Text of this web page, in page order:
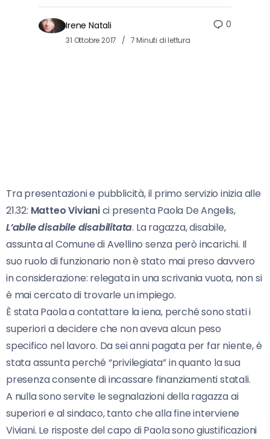
Irene Natali
31 Ottobre 2017 7 Minuti di lettura
0
Tra presentazioni e pubblicità, il primo servizio inizia alle
21.32: Matteo Vivianici presenta Paola De Angelis,
L’abile disabile disabilitata. La ragazza, disabile,
assunta al Comune di Avellino senza però incarichi. Il
suo ruolo di funzionario non è stato mai preso davvero
in considerazione: relegata in una scrivania vuota, non si
è mai cercato di trovarle un impiego.
È stata Paola a contattare la iena, perché sono stati i
superiori a decidere che non aveva alcun peso
specifico nel lavoro. Da sei anni pagata per far niente, è
stata assunta perché “privilegiata” in quanto la sua
presenza consente di incassare finanziamenti statali.
A nulla sono servite le segnalazioni della ragazza ai
superiori e al sindaco, tanto che alla fine interviene
Viviani. Le risposte del capo di Paola sono giustificazioni